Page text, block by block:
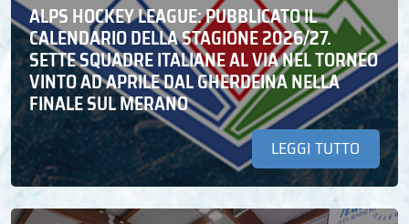
ALPS HOCKEY LEAGUE: PUBBLICATO IL
CALENDARIO DELLA STAGIONE 2026/27.
SETTE SQUADRE ITALIANE AL VIA NEL TORNEO
VINTO AD APRILE DAL GHERDEINA NELLA
FINALE SUL MERANO
LEGGI TUTTO